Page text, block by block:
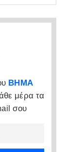
ΒΗΜΑ
μέρα τα
σου